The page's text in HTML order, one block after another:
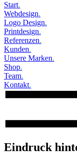
Start.
Webdesign.
Logo Design.
Printdesign.
Referenzen.
Kunden.
Unsere Marken.
Shop.
Team.
Kontakt.
Eindruck